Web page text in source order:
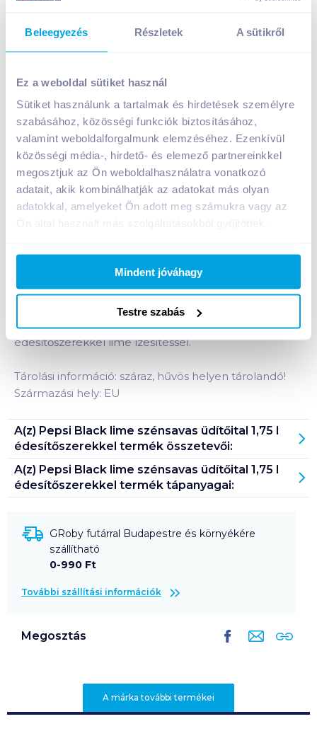
Beleegyezés Részletek A sütikről
Ez a weboldal sütiket használ
Sütiket használunk a tartalmak és hirdetések személyre
szabásához, közösségi funkciók biztosításához,
valamint weboldalforgalmunk elemzéséhez. Ezenkívül
közösségi média-, hirdető- és elemező partnereinkkel
megosztjuk az Ön weboldalhasználatra vonatkozó
adatait, akik kombinálhatják az adatokat más olyan
adatokkal, amelyeket Ön adott meg számukra vagy az
Mindent jóváhagy
Testre szabás
Pepsi Black lime szénsavas üdítőital 1,75 l
édesítőszerekkel
A termék jelenleg nem elérhető
Termékleírás a(z)Pepsi Black lime szénsavas
üdítőital 1,75 l édesítőszerekkel
Colaízű energiamentes szénsavas üdítőital
édesítőszerekkel lime ízesítéssel.
Tárolási információ: száraz, hűvös helyen tárolandó!
Származási hely: EU
A(z) Pepsi Black lime szénsavas üdítőital 1,75 l
édesítőszerekkel termék összetevői:
A(z) Pepsi Black lime szénsavas üdítőital 1,75 l
édesítőszerekkel termék tápanyagai:
GRoby futárral Budapestre és környékére
szállítható
0-990 Ft
További szállítási információk
Megosztás
A márka további termékei